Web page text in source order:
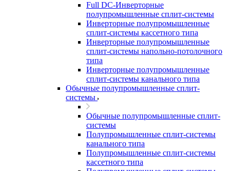
Full DC-Инверторные
полупромышленные сплит-системы
Инверторные полупромышленные
сплит-системы кассетного типа
Инверторные полупромышленные
сплит-системы напольно-потолочного
типа
Инверторные полупромышленные
сплит-системы канального типа
Обычные полупромышленные сплит-
системы
Обычные полупромышленные сплит-
системы
Полупромышленные сплит-системы
канального типа
Полупромышленные сплит-системы
кассетного типа